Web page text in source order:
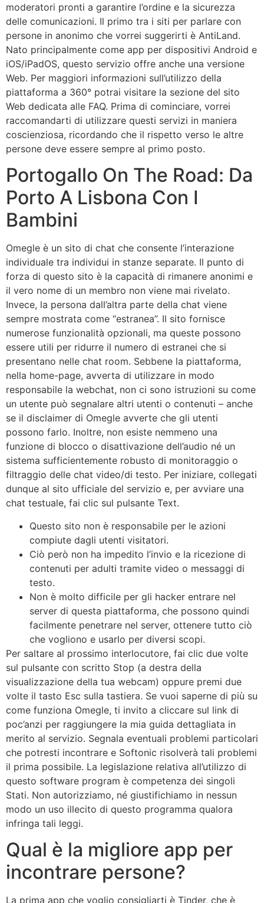
moderatori pronti a garantire l’ordine e la sicurezza
delle comunicazioni. Il primo tra i siti per parlare con
persone in anonimo che vorrei suggerirti è AntiLand.
Nato principalmente come app per dispositivi Android e
iOS/iPadOS, questo servizio offre anche una versione
Web. Per maggiori informazioni sull’utilizzo della
piattaforma a 360° potrai visitare la sezione del sito
Web dedicata alle FAQ. Prima di cominciare, vorrei
raccomandarti di utilizzare questi servizi in maniera
coscienziosa, ricordando che il rispetto verso le altre
persone deve essere sempre al primo posto.
Portogallo On The Road: Da
Porto A Lisbona Con I
Bambini
Omegle è un sito di chat che consente l’interazione
individuale tra individui in stanze separate. Il punto di
forza di questo sito è la capacità di rimanere anonimi e
il vero nome di un membro non viene mai rivelato.
Invece, la persona dall’altra parte della chat viene
sempre mostrata come “estranea”. Il sito fornisce
numerose funzionalità opzionali, ma queste possono
essere utili per ridurre il numero di estranei che si
presentano nelle chat room. Sebbene la piattaforma,
nella home-page, avverta di utilizzare in modo
responsabile la webchat, non ci sono istruzioni su come
un utente può segnalare altri utenti o contenuti – anche
se il disclaimer di Omegle avverte che gli utenti
possono farlo. Inoltre, non esiste nemmeno una
funzione di blocco o disattivazione dell’audio né un
sistema sufficientemente robusto di monitoraggio o
filtraggio delle chat video/di testo. Per iniziare, collegati
dunque al sito ufficiale del servizio e, per avviare una
chat testuale, fai clic sul pulsante Text.
Questo sito non è responsabile per le azioni
compiute dagli utenti visitatori.
Ciò però non ha impedito l’invio e la ricezione di
contenuti per adulti tramite video o messaggi di
testo.
Non è molto difficile per gli hacker entrare nel
server di questa piattaforma, che possono quindi
facilmente penetrare nel server, ottenere tutto ciò
che vogliono e usarlo per diversi scopi.
Per saltare al prossimo interlocutore, fai clic due volte
sul pulsante con scritto Stop (a destra della
visualizzazione della tua webcam) oppure premi due
volte il tasto Esc sulla tastiera. Se vuoi saperne di più su
come funziona Omegle, ti invito a cliccare sul link di
poc’anzi per raggiungere la mia guida dettagliata in
merito al servizio. Segnala eventuali problemi particolari
che potresti incontrare e Softonic risolverà tali problemi
il prima possibile. La legislazione relativa all’utilizzo di
questo software program è competenza dei singoli
Stati. Non autorizziamo, né giustifichiamo in nessun
modo un uso illecito di questo programma qualora
infringa tali leggi.
Qual è la migliore app per
incontrare persone?
La prima app che voglio consigliarti è Tinder, che è